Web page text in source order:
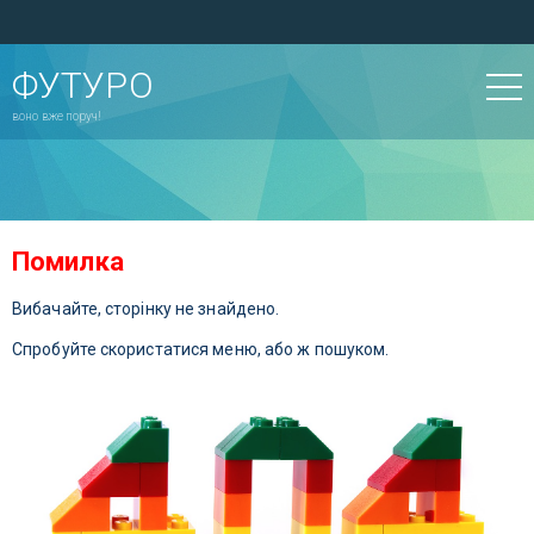
ФУТУРО
воно вже поруч!
Помилка
Вибачайте, сторінку не знайдено.
Спробуйте скористатися меню, або ж пошуком.